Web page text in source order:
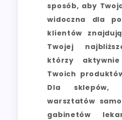
sposób, aby
widoczna dla
klientów
Twojej
którzy
Twoich
Dla sklepów,
warsztatów
gabinetów